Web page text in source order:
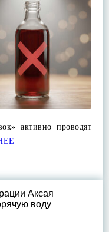
активно проводят
Аксая
воду